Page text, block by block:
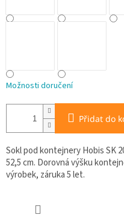
Možnosti doručení
Přidat do
Sokl pod kontejnery Hobis SK
52,5 cm. Dorovná výšku
výrobek, záruka 5 let.